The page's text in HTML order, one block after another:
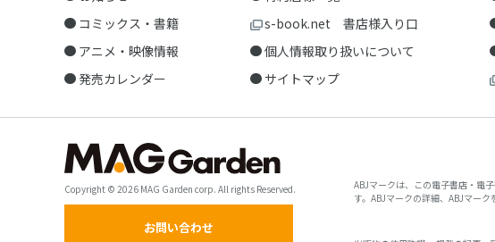
コミックス・書籍
アニメ・映像情報
発売カレンダー
s-book.net 書店様入り口
個人情報取り扱いについて
サイトマップ
Copyright © 2026 MAG Garden corp. All rights Reserved.
お問い合わせ
ABJマークは、この電子書店・電
す。ABJマークの詳細、ABJマーク